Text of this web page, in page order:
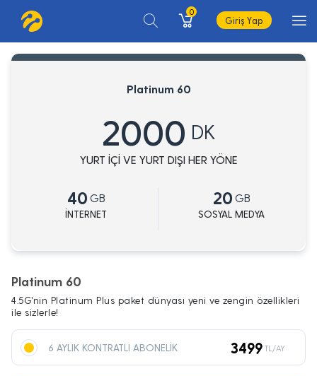
0
Giriş Yap
Platinum 60
2000 DK
YURT İÇİ VE YURT DIŞI HER YÖNE
40 GB
İNTERNET
20 GB
SOSYAL MEDYA
Platinum 60
4.5G'nin Platinum Plus paket dünyası yeni ve zengin özellikleri
ile sizlerle!
6 AYLIK KONTRATLI ABONELİK 3499 TL/AY